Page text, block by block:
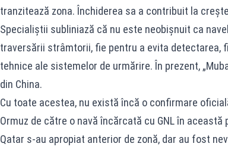
tranzitează zona. Închiderea sa a contribuit la
Specialiștii subliniază că nu este neobișnuit ca
traversării strâmtorii, fie pentru a evita detectarea,
tehnice ale sistemelor de urmărire. În prezent,
din China.
Cu toate acestea, nu există încă o confirmare
Ormuz de către o navă încărcată cu GNL în
Qatar s-au apropiat anterior de zonă, dar au fost